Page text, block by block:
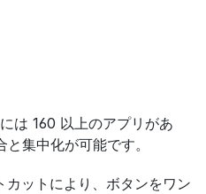
は 160 以上のアプリがあ
集中化が可能です。
ットにより、ボタンをワン